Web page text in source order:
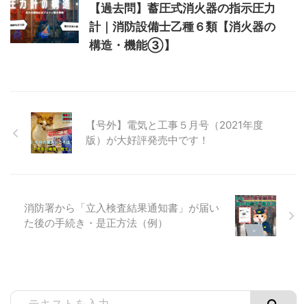
【過去問】蓄圧式消火器の指示圧力
計｜消防設備士乙種６類【消火器の
構造・機能③】
【号外】電気と工事５月号（2021年度
版）が大好評発売中です！
消防署から「立入検査結果通知書」が届い
た後の手続き・是正方法（例）